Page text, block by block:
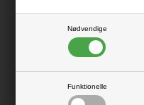
Nødvendige
Funktionelle
LÆS OG BLIV INSPIRERET